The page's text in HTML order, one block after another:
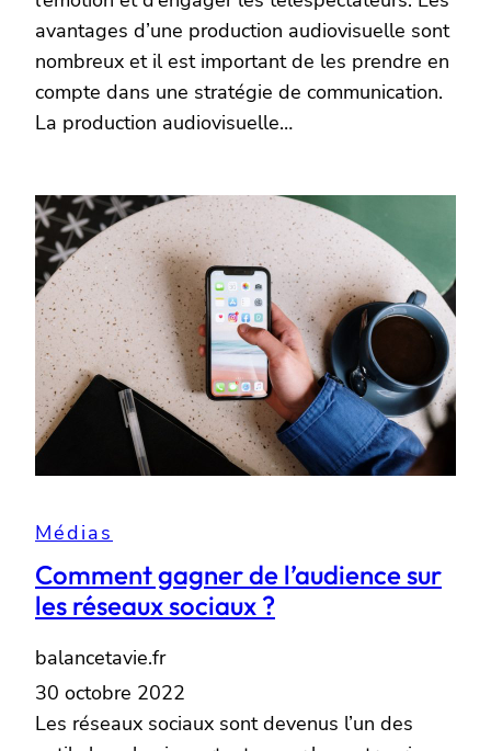
avantages d’une production audiovisuelle sont
nombreux et il est important de les prendre en
compte dans une stratégie de communication.
La production audiovisuelle…
Médias
Comment gagner de l’audience sur
les réseaux sociaux ?
balancetavie.fr
30 octobre 2022
Les réseaux sociaux sont devenus l’un des